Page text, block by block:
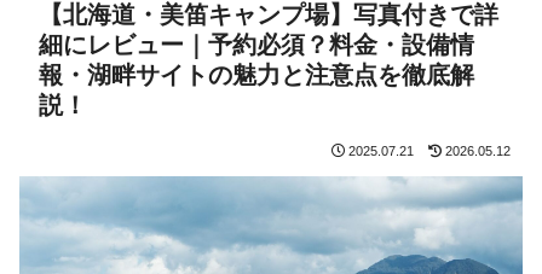
【北海道・美笛キャンプ場】写真付きで詳
細にレビュー｜予約必須？料金・設備情
報・湖畔サイトの魅力と注意点を徹底解
説！
2025.07.21 2026.05.12